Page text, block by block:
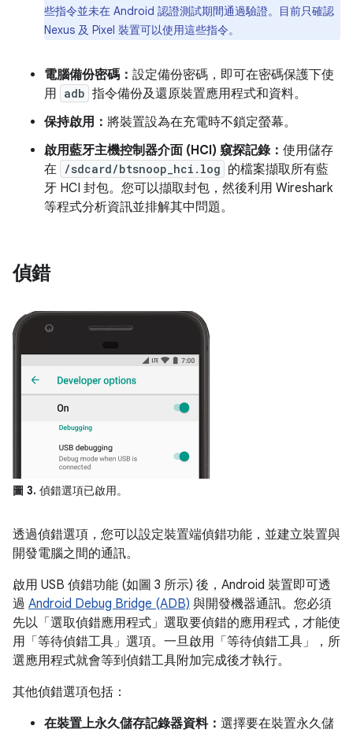
些指令並未在 Android 認證測試期間通過驗證。目前只確認
Nexus 及 Pixel 裝置可以使用這些指令。
電腦備份密碼： 設定備份密碼，即可在密碼保護下使
用 adb 指令備份及還原裝置應用程式和資料。
保持啟用： 將裝置設為在充電時不鎖定螢幕。
啟用藍牙主機控制器介面 (HCI) 窺探記錄： 使用儲存
在
/sdcard/btsnoop_hci.log 的檔案擷取所有藍
牙 HCI 封包。您可以擷取封包，然後利用 Wireshark
等程式分析資訊並排解其中問題。
偵錯
圖 3. 偵錯選項已啟用。
透過偵錯選項，您可以設定裝置端偵錯功能，並建立裝置與
開發電腦之間的通訊。
啟用 USB 偵錯功能 (如圖 3 所示) 後，Android 裝置即可透
過 Android Debug Bridge (ADB) 與開發機器通訊。您必須
先以「選取偵錯應用程式」 選取要偵錯的應用程式，才能使
用「等待偵錯工具」 選項。一旦啟用「等待偵錯工具」
，所
選應用程式就會等到偵錯工具附加完成後才執行。
其他偵錯選項包括：
在裝置上永久儲存記錄器資料： 選擇要在裝置永久儲